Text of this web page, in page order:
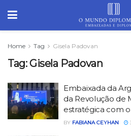
Home Tag Gisela Padovan
Tag:Gisela Padovan
Embaixada da
da Revolução de
estratégica com o
BY FABIANA CEYHAN